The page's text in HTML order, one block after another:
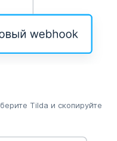
Tilda и скопируйте